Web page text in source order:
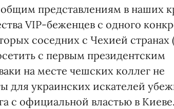
представлениям в наших
VIP-беженцев с одного
соседних с Чехией странах
с первым президентским
на месте чешских коллег не
для украинских искателей
с официальной властью в Киеве.